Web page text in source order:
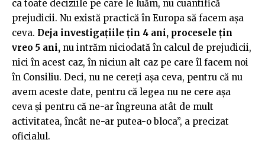
ca toate deciziile pe care le luăm, nu cuantifică
prejudicii. Nu există practică în Europa să facem așa
ceva. Deja investigațiile țin 4 ani, procesele țin
vreo 5 ani, nu intrăm niciodată în calcul de prejudicii,
nici în acest caz, în niciun alt caz pe care îl facem noi
în Consiliu. Deci, nu ne cereți așa ceva, pentru că nu
avem aceste date, pentru că legea nu ne cere așa
ceva și pentru că ne-ar îngreuna atât de mult
activitatea, încât ne-ar putea-o bloca”, a precizat
oficialul.